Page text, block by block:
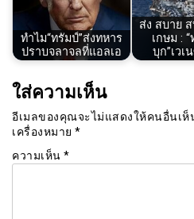
ทำไม“ทรัมป์”ส่งทหาร
ปราบจลาจลที่แอลเอ
ส่ง สบาย
เกษม :
บุก”เวเ
ใส่ความเห็น
อีเมลของคุณจะไม่แสดงให้คนอื่นเห็
เครื่องหมาย *
ความเห็น *